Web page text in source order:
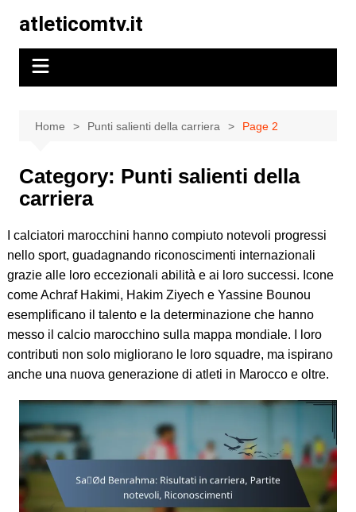
content
atleticomtv.it
Home Punti salienti della carriera Page 2
Category: Punti salienti della
carriera
I calciatori marocchini hanno compiuto notevoli progressi
nello sport, guadagnando riconoscimenti internazionali
grazie alle loro eccezionali abilità e ai loro successi. Icone
come Achraf Hakimi, Hakim Ziyech e Yassine Bounou
esemplificano il talento e la determinazione che hanno
messo il calcio marocchino sulla mappa mondiale. I loro
contributi non solo migliorano le loro squadre, ma ispirano
anche una nuova generazione di atleti in Marocco e oltre.